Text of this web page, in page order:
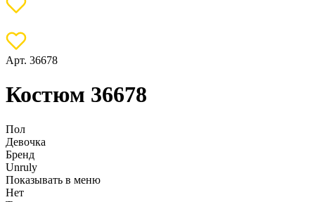
Арт. 36678
Костюм 36678
Пол
Девочка
Бренд
Unruly
Показывать в меню
Нет